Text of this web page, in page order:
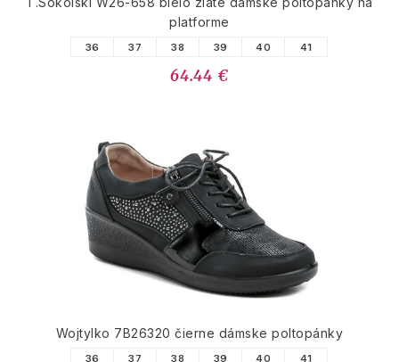
platforme
36 37 38 39 40 41
64.44 €
Wojtylko 7B26320 čierne dámske poltopánky
36 37 38 39 40 41